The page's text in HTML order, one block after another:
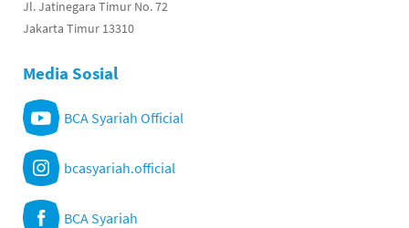
Jl. Jatinegara Timur No. 72
Jakarta Timur 13310
Media Sosial
BCA Syariah Official
bcasyariah.official
BCA Syariah